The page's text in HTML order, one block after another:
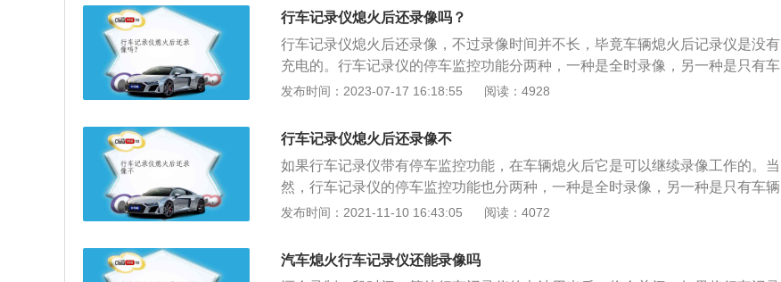
录仪本身是带屏的，也可以在行车记录仪上回放，一般是先暂停录像然后按MOD
E键，往下就可以找到已录好的视频，点击OK就可以播放了。
行车记录仪熄火后还录像吗？
行车记录仪熄火后还录像，不过录像时间并不长，毕竟车辆熄火后记录仪是没有
充电的。行车记录仪的停车监控功能分两种，一种是全时录像，另一种是只有车
辆发生震动时才开启短时间的录像。行车记录仪白天是借助汽车电量进行工作
池，但是有些电池只能待机四五个小时，有些电池的电量仅能够维持半个小时左
右，所以行车记录仪停车熄火后不能继续长久录像。
发布时间：2023-07-17 16:18:55 阅读：4928
行车记录仪熄火后还录像不
如果行车记录仪带有停车监控功能，在车辆熄火后它是可以继续录像工作的。当
然，行车记录仪的停车监控功能也分两种，一种是全时录像，另一种是只有车辆
发生震动时才开启短时间的录像。行车记录仪的功能：1、将所拍到的画面进行
一些碰瓷现象，可以将其作为辩解证据。3、记录自驾游的路线，提供了乐趣。
4、可作为停车监控使用，避免自己的汽车受到损害。如果车被轻微刮蹭对方却
发布时间：2021-11-10 16:43:05 阅读：4072
汽车熄火行车记录仪还能录像吗